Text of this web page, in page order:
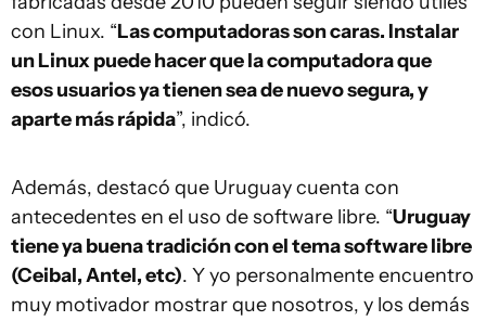
con Linux. “Las computadoras son caras. Instalar
un Linux puede hacer que la computadora que
esos usuarios ya tienen sea de nuevo segura, y
aparte más rápida”, indicó.
Además, destacó que Uruguay cuenta con
antecedentes en el uso de software libre. “Uruguay
tiene ya buena tradición con el tema software libre
(Ceibal, Antel, etc). Y yo personalmente encuentro
muy motivador mostrar que nosotros, y los demás